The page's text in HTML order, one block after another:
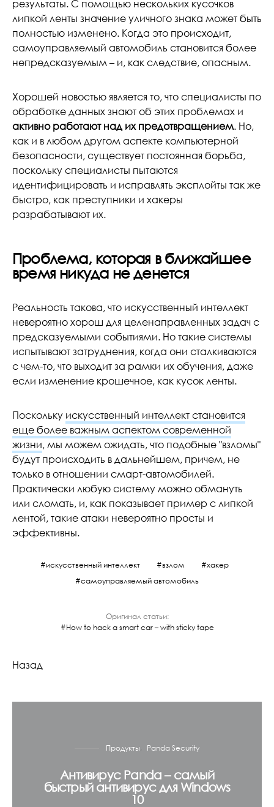
результаты. С помощью нескольких кусочков
липкой ленты значение уличного знака может быть
полностью изменено. Когда это происходит,
самоуправляемый автомобиль становится более
непредсказуемым – и, как следствие, опасным.
Хорошей новостью является то, что специалисты по
обработке данных знают об этих проблемах и
активно работают над их предотвращением. Но,
как и в любом другом аспекте компьютерной
безопасности, существует постоянная борьба,
поскольку специалисты пытаются
идентифицировать и исправлять эксплойты так же
быстро, как преступники и хакеры
разрабатывают их.
Проблема, которая в ближайшее
время никуда не денется
Реальность такова, что искусственный интеллект
невероятно хорош для целенаправленных задач с
предсказуемыми событиями. Но такие системы
испытывают затруднения, когда они сталкиваются
с чем-то, что выходит за рамки их обучения, даже
если изменение крошечное, как кусок ленты.
Поскольку искусственный интеллект становится
еще более важным аспектом современной
жизни, мы можем ожидать, что подобные "взломы"
будут происходить в дальнейшем, причем, не
только в отношении смарт-автомобилей.
Практически любую систему можно обмануть
или сломать, и, как показывает пример с липкой
лентой, такие атаки невероятно просты и
эффективны.
искусственный интеллект взлом
хакер
самоуправляемый автомобиль
Оригинал статьи:
How to hack a smart car – with sticky tape
Назад
Продукты Panda Security
Антивирус Panda – самый
быстрый антивирус для Windows
10